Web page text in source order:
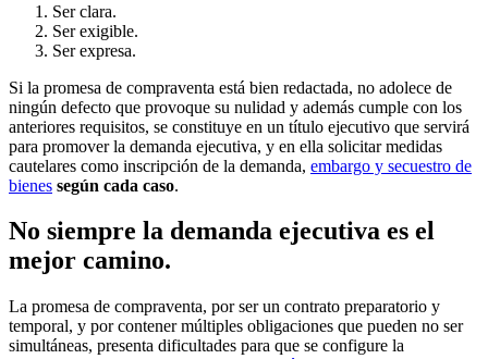
Ser clara.
Ser exigible.
Ser expresa.
Si la promesa de compraventa está bien redactada, no adolece de
ningún defecto que provoque su nulidad y además cumple con los
anteriores requisitos, se constituye en un título ejecutivo que servirá
para promover la demanda ejecutiva, y en ella solicitar medidas
cautelares como inscripción de la demanda, embargo y secuestro de
bienes según cada caso.
No siempre la demanda ejecutiva es el
mejor camino.
La promesa de compraventa, por ser un contrato preparatorio y
temporal, y por contener múltiples obligaciones que pueden no ser
simultáneas, presenta dificultades para que se configure la